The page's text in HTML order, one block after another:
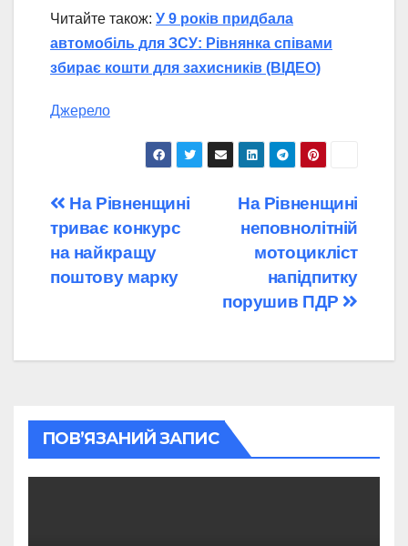
Читайте також: У 9 років придбала
автомобіль для ЗСУ: Рівнянка співами
збирає кошти для захисників (ВІДЕО)
Джерело
Навігація
записів
На Рівненщині
неповнолітній
мотоцикліст
напідпитку
порушив ПДР
На Рівненщині
триває конкурс
на найкращу
поштову марку
ПОВ’ЯЗАНИЙ ЗАПИС